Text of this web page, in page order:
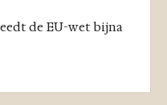
de EU-wet bijna